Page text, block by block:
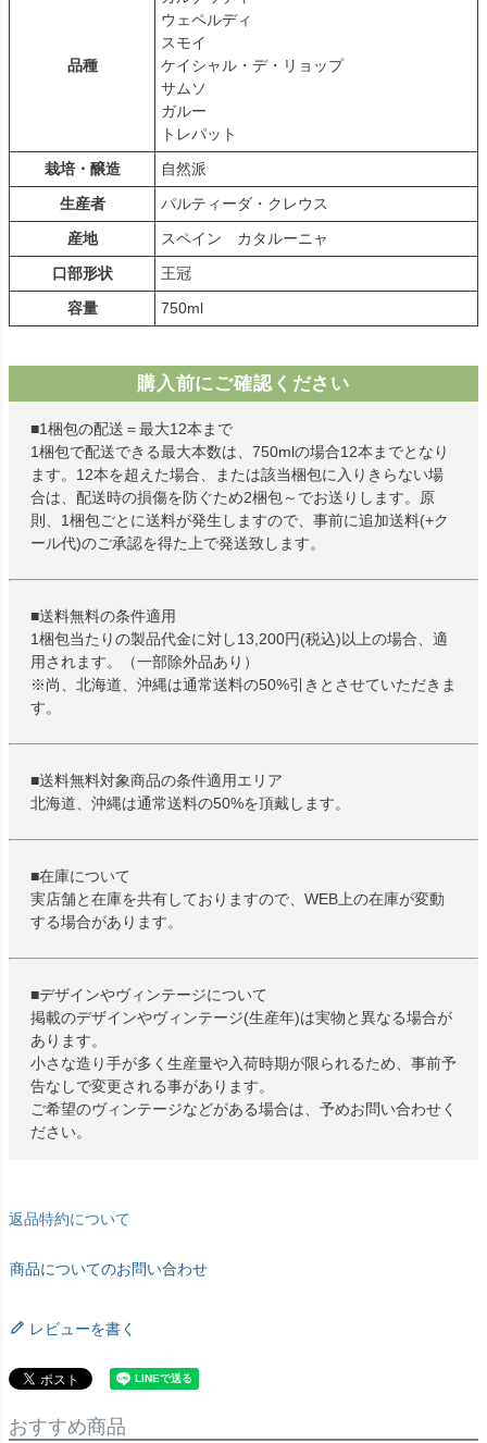
品種
ウェペルディ
スモイ
ケイシャル・デ・リョップ
サムソ
ガルー
トレパット
栽培・醸造
自然派
生産者
パルティーダ・クレウス
産地
スペイン カタルーニャ
口部形状
王冠
容量
750ml
購入前にご確認ください
■1梱包の配送＝最大12本まで
1梱包で配送できる最大本数は、750mlの場合12本までとなり
ます。12本を超えた場合、または該当梱包に入りきらない場
合は、配送時の損傷を防ぐため2梱包～でお送りします。原
則、1梱包ごとに送料が発生しますので、事前に追加送料(+ク
ール代)のご承認を得た上で発送致します。
■送料無料の条件適用
1梱包当たりの製品代金に対し13,200円(税込)以上の場合、適
用されます。（一部除外品あり）
※尚、北海道、沖縄は通常送料の50%引きとさせていただきま
す。
■送料無料対象商品の条件適用エリア
北海道、沖縄は通常送料の50%を頂戴します。
■在庫について
実店舗と在庫を共有しておりますので、WEB上の在庫が変動
する場合があります。
■デザインやヴィンテージについて
掲載のデザインやヴィンテージ(生産年)は実物と異なる場合が
あります。
小さな造り手が多く生産量や入荷時期が限られるため、事前予
告なしで変更される事があります。
ご希望のヴィンテージなどがある場合は、予めお問い合わせく
ださい。
返品特約について
商品についてのお問い合わせ
レビューを書く
おすすめ商品